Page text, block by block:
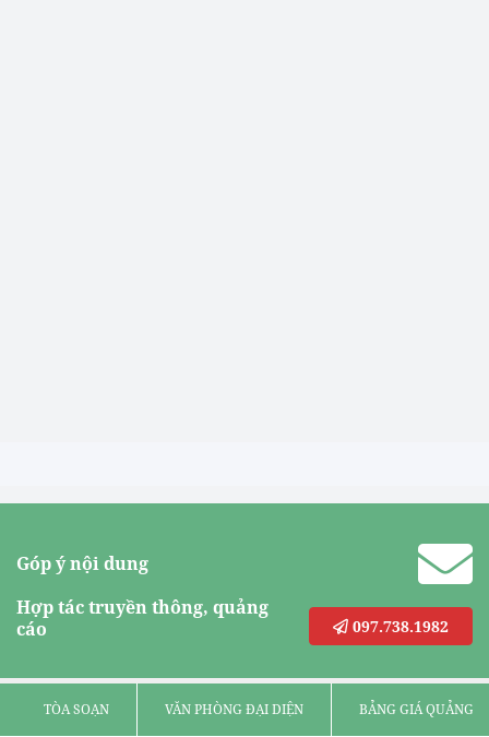
Góp ý nội dung
Hợp tác truyền thông, quảng
cáo
097.738.1982
TÒA SOẠN VĂN PHÒNG ĐẠI DIỆN BẢNG GIÁ QUẢNG